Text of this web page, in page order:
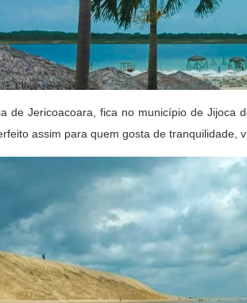
de Jericoacoara, fica no município de Jijoca
assim para quem gosta de tranquilidade,